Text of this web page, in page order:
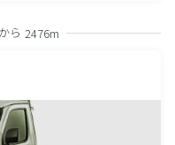
ら 2476m